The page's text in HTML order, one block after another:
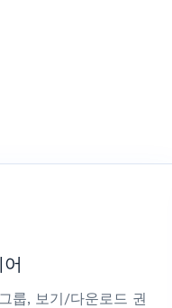
룹, 보기/다운로드 권